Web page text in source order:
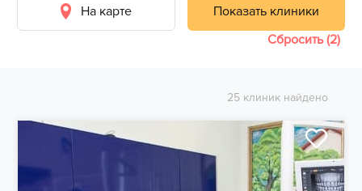
На карте
Показать клиники
Сбросить (2)
25 клиник найдено